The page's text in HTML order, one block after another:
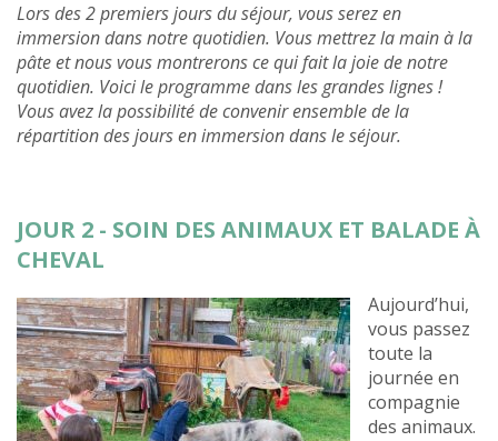
Lors des 2 premiers jours du séjour, vous serez en
immersion dans notre quotidien. Vous mettrez la main à la
pâte et nous vous montrerons ce qui fait la joie de notre
quotidien. Voici le programme dans les grandes lignes !
Vous avez la possibilité de convenir ensemble de la
répartition des jours en immersion dans le séjour.
JOUR 2 - SOIN DES ANIMAUX ET BALADE À
CHEVAL
Aujourd’hui,
vous passez
toute la
journée en
compagnie
des animaux.